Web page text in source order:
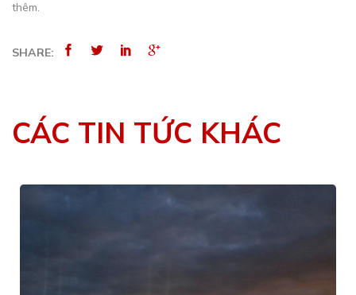
thêm.
SHARE:
CÁC TIN TỨC KHÁC